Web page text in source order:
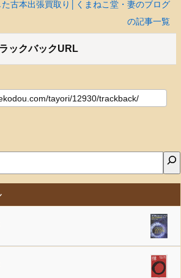
古本出張買取り│くまねこ堂・妻のブログ
の記事一覧
ックバックURL